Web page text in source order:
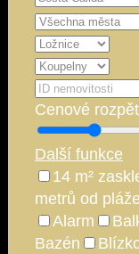
Cenové
Další funkce
14 m²
metrů od pláže
Alarm
Bazén